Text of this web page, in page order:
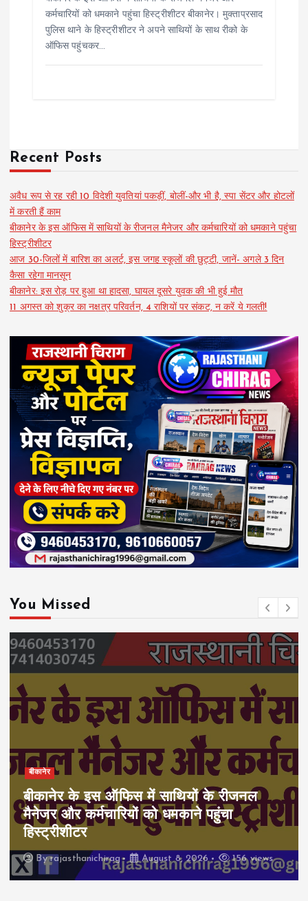
कर्मचारियों को धमकाने पहुंचा हिस्ट्रीशीटर बीकानेर। मुक्ताप्रसाद
पुलिस थाने के हिस्ट्रीशीटर ने अपने साथियों के साथ रीको के
ऑफिस पहुंचकर…
Recent Posts
अवैध रूप से रह रही 10 विदेशी युवतियां पकड़ीं, बोलीं-और भी है, स्पा सेंटर और होटलों
में करती हैं काम
बीकानेर के इस ऑफिस में साथियों के रीजनल मैनेजर और कर्मचारियों को धमकाने पहुंचा
हिस्ट्रीशीटर
आज 30-जिलों में बारिश का अलर्ट, इस जगह स्कूलों की छुट्टी, जानें- अगले 3 दिन
कैसा रहेगा मानसून
बीकानेर: इस रोड़ पर हुआ था हादसा, घायल दूसरे युवक की भी हुई मौत
11 अगस्त को शुक्र का नक्षत्र परिवर्तन, 4 राशियों पर संकट, न करें ये गलती!
You Missed
बीकानेर
बीकानेर के इस ऑफिस में साथियों के रीजनल
मैनेजर और कर्मचारियों को धमकाने पहुंचा
हिस्ट्रीशीटर
Byrajasthanichirag August 8, 2026 156 views